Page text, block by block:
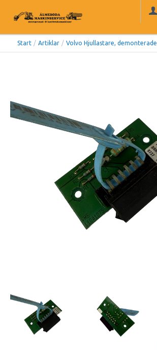
Start / Artiklar / Volvo Hjullastare, demonterade